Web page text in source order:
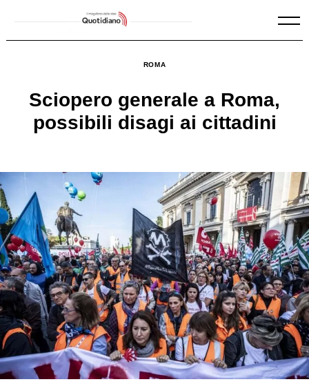
ROMA
Sciopero generale a Roma,
possibili disagi ai cittadini